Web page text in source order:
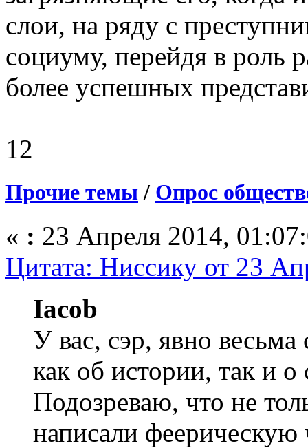
слои, на ряду с
социуму, перейдя в роль
более успешных
12
Прочие темы / Опрос
« : 23 Апреля 2014,
Цитата: Ниссику от 23
Iacob
У вас, сэр, явно
как об истории, так и о
Подозреваю, что не
написали